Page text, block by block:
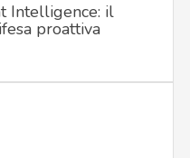
Intelligence: il
proattiva